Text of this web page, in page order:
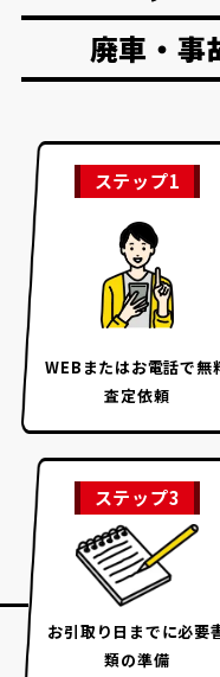
廃車・事
ステップ1
WEBまたはお電話で無
査定依頼
ステップ3
お引取り日までに必要
類の準備